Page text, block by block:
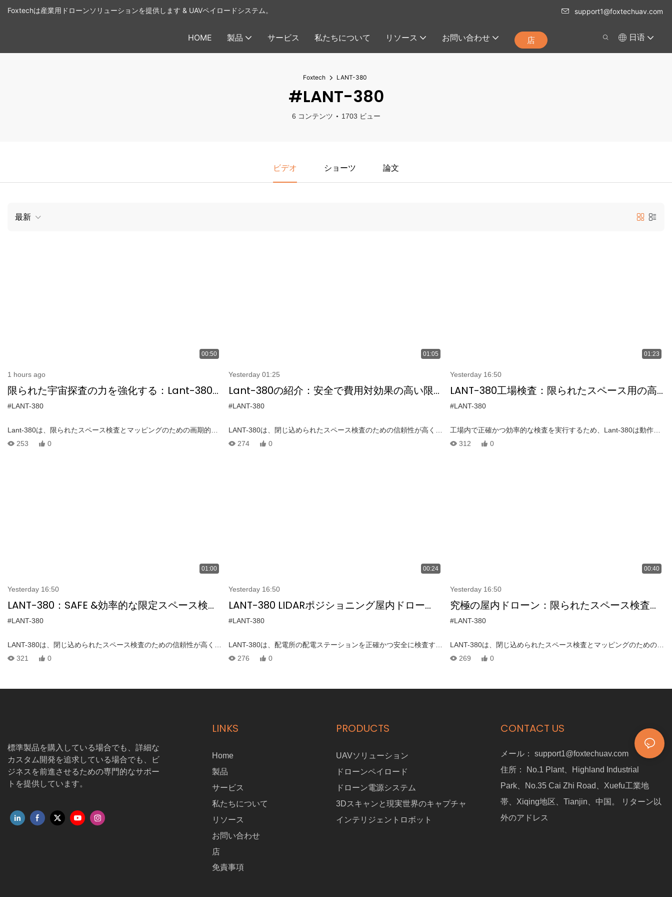
Foxtechは産業用ドローンソリューションを提供します & UAVペイロードシステム。 support1@foxtechuav.com
HOME 製品 サービス 私たちについて リソース お問い合わせ 店 日语
Foxtech LANT-380
#LANT-380
6 コンテンツ 1703 ビュー
ビデオ ショーツ 論文
最新
00:50
1 hours ago
限られた宇宙探査の力を強化する：Lant-380
ドローンとその充電ドックイノベーション
#LANT-380
Lant-380は、限られたスペース検査とマッピングのための画期的な
ソリューションです！この最先端のドローンを使用した、トンネル
253 0
01:05
Yesterday 01:25
Lant-380の紹介：安全で費用対効果の高い限
定スペース検査のための究極のドローン
#LANT-380
LANT-380は、閉じ込められたスペース検査のための信頼性が高く、
より安全で、より費用効率の高いドローンであり、トンネル、ボイ
274 0
01:23
Yesterday 16:50
LANT-380工場検査：限られたスペース用の高
精度LIDAR屋内ドローン
#LANT-380
工場内で正確かつ効率的な検査を実行するため、Lant-380は動作中
のアクションを参照してください。 限られたスペース検査用に設計
312 0
01:00
Yesterday 16:50
LANT-380：SAFE &効率的な限定スペース検査
のための究極のドローン|屋内テスト
#LANT-380
LANT-380は、閉じ込められたスペース検査のための信頼性が高く、
より安全で、より費用効率の高いドローンであり、トンネル、ボイ
スドローンの1つとして、屋内使用のための費用対効果の高いソリュ
います。
321 0
00:24
Yesterday 16:50
LANT-380 LIDARポジショニング屋内ドロー
ン：革新的な輸送ステーション検査
#LANT-380
LANT-380は、配電所の配電ステーションを正確かつ安全に検査する
ために設計されています。 高度な3D LIDARポジショニングとリア
276 0
00:40
Yesterday 16:50
究極の屋内ドローン：限られたスペース検査の
ためのLant-380 LIDARポジショニング&マッピ
#LANT-380
LANT-380は、閉じ込められたスペース検査とマッピングのための信
頼性が高く、より安全で、より費用効率の高いドローンであり、ト
269 0
標準製品を購入している場合でも、詳細な
カスタム開発を追求している場合でも、ビ
ジネスを前進させるための専門的なサポー
トを提供しています。
LINKS
Home
製品
サービス
私たちについて
リソース
お問い合わせ
店
免責事項
PRODUCTS
UAVソリューション
ドローンペイロード
ドローン電源システム
3Dスキャンと現実世界のキャプチャ
インテリジェントロボット
CONTACT US
メール： support1@foxtechuav.com
住所：
No.1 Plant、Highland Industrial
Park、No.35 Cai Zhi Road、Xuefu工業地
帯、Xiqing地区、Tianjin、中国。 リターン以
外のアドレス